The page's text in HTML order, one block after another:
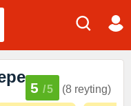
5 /5 (8 reyting)